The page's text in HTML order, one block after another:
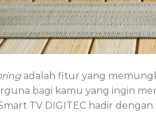
adalah fitur yang
bagi kamu yang ingin
TV DIGITEC hadir